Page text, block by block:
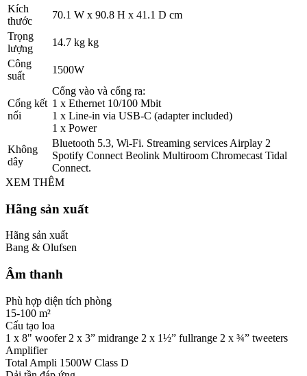
Kích
thước
70.1 W x 90.8 H x 41.1 D cm
Trọng
lượng
14.7 kg kg
Công
suất
1500W
Cổng kết
nối
Cổng vào và cổng ra:
1 x Ethernet 10/100 Mbit
1 x Line-in via USB-C (adapter included)
1 x Power
Không
dây
Bluetooth 5.3, Wi-Fi. Streaming services Airplay 2
Spotify Connect Beolink Multiroom Chromecast Tidal
Connect.
XEM THÊM
Hãng sản xuất
Hãng sản xuất
Bang & Olufsen
Âm thanh
Phù hợp diện tích phòng
15-100 m²
Cấu tạo loa
1 x 8" woofer 2 x 3” midrange 2 x 1½” fullrange 2 x ¾” tweeters
Amplifier
Total Ampli 1500W Class D